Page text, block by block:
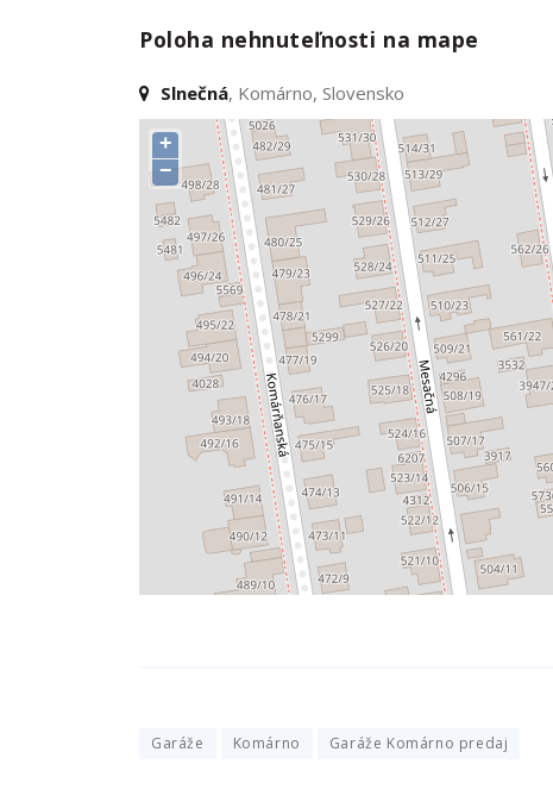
Poloha nehnuteľnosti na mape
Slnečná, Komárno, Slovensko
+
−
Garáže Komárno Garáže Komárno predaj